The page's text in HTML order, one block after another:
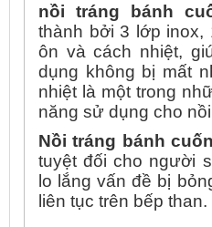
nồi tráng bánh
thành bởi 3 lớp inox,
ôn và cách nhiệt,
dụng không bị mất
nhiệt là một trong
năng sử dụng cho
Nồi tráng bánh
tuyệt đối cho người
lo lắng vấn đề bị
liên tục trên bếp than.